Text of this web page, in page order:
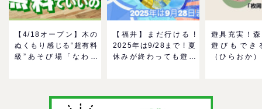
【4/18オープン】木の
ぬくもり感じる“超有料
級”あそび場「なわて
＠イオンモール四條畷
【福井】まだ行ける !
2025年は9/28まで ! 夏
休みが終わっても遊べ
遊具充実！
遊びもでき
（ひらおか